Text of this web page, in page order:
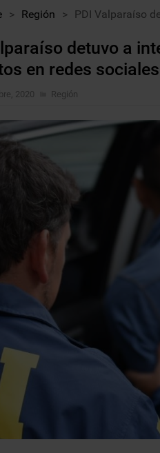
> Región > PDI Valparaíso
detuvo a
en redes sociales
2020 Región